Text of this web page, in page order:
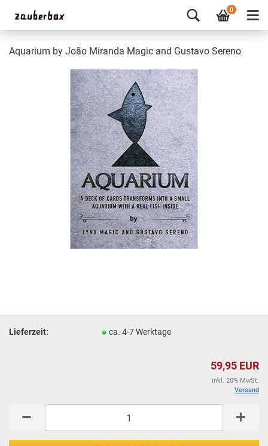
0
Aquarium by João Miranda Magic and Gustavo Sereno
Lieferzeit: ca. 4-7 Werktage
59,95 EUR
inkl. 20% MwSt.
Versand